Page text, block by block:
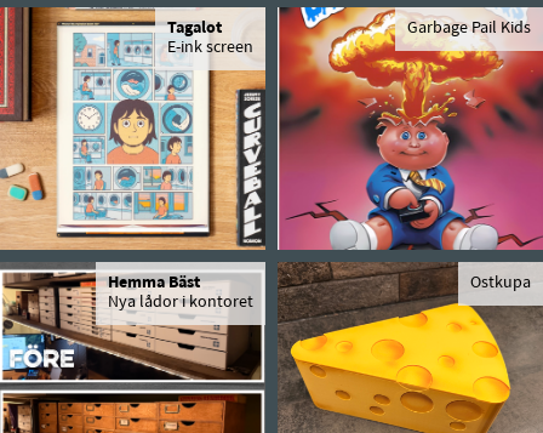
Tagalot
E-ink screen
Garbage Pail Kids
Hemma Bäst
Nya lådor i kontoret
Ostkupa